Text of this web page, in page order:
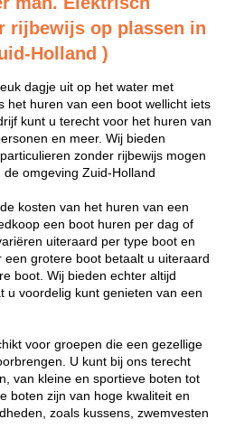
rijbewijs op plassen in
Holland )
dagje uit op het water met
het huren van een boot wellicht iets
kunt u terecht voor het huren van
en meer. Wij bieden
zonder rijbewijs mogen
omgeving Zuid-Holland
kosten van het huren van een
een boot huren per dag of
uiteraard per type boot en
een grotere boot betaalt u uiteraard
boot. Wij bieden echter altijd
u voordelig kunt genieten van een
voor groepen die een gezellige
U kunt bij ons terecht
van kleine en sportieve boten tot
boten zijn van hoge kwaliteit en
zoals kussens, zwemvesten